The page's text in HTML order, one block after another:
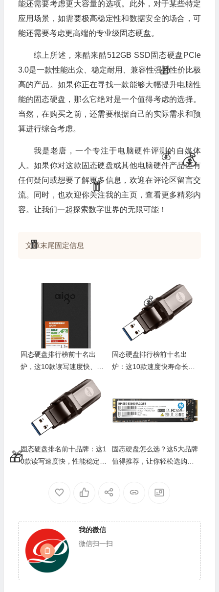
能还需要考虑更大容量的选项。此外，对于某些特定
应用场景，如需要极高稳定性和数据安全的场合，可
能还需要考虑更高端的专业级固态硬盘。
综上所述，来酷来酷512GB SSD固态硬盘PCIe
3.0是一款性能出众、稳定耐用、兼容性强且性价比极
高的产品。如果你正在寻找一款能够大幅提升电脑性
能的固态硬盘，那么它绝对是一个值得考虑的选择。
当然，在购买之前，还需要根据自己的实际需求和预
算进行综合考虑。
我是老唐，一个专注于电脑硬件评测的自媒体
人。如果你对这款固态硬盘或其他电脑硬件产品还有
任何疑问或想要了解更多信息，欢迎在评论区留言交
流。同时，也欢迎你关注我的主页，查看更多精彩内
容。让我们一起探索数字世界的无限可能！
文章末尾固定信息
固态硬盘排行榜前十名出
炉，这10款读写速度快、稳
定性强，绝对值得购买
固态硬盘排行榜前十名出
炉：这10款速度快寿命长，
固态硬盘排名前十品牌：这1
0款读写速度快，性能稳定，
固态硬盘怎么选？这5大品牌
值得推荐，让你轻松选购心
我的微信
微信扫一扫
🎁